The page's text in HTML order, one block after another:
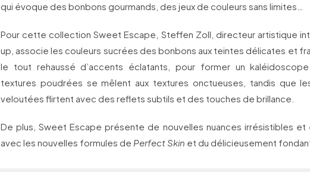
qui évoque des bonbons gourmands, des jeux de couleurs sans limites…
Pour cette collection Sweet Escape, Steffen Zoll, directeur artistique
up, associe les couleurs sucrées des bonbons aux teintes délicates et
le tout rehaussé d’accents éclatants, pour former un
textures poudrées se mêlent aux textures onctueuses, tandis que
veloutées flirtent avec des reflets subtils et des touches de brillance.
De plus, Sweet Escape présente de nouvelles nuances irrésistibles et
avec les nouvelles formules de Perfect Skin et du délicieusement